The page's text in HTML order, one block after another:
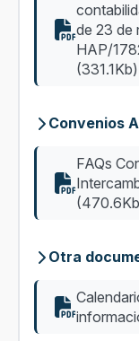
de 23 de
HAP/
(331.1Kb)
Convenios
FAQs
Otra